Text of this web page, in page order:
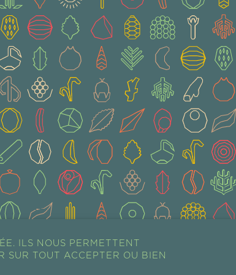
ILS NOUS PERMETTENT
SUR TOUT ACCEPTER OU BIEN